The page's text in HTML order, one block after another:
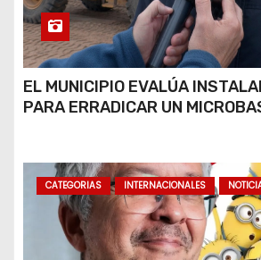
EL MUNICIPIO EVALÚA
PARA ERRADICAR UN
CATEGORIAS INTERNACIONALES